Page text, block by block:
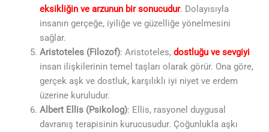
eksikliğin ve arzunun bir sonucudur. Dolayısıyla
insanın gerçeğe, iyiliğe ve güzelliğe yönelmesini
sağlar.
Aristoteles (Filozof): Aristoteles,dostluğu ve sevgiyi
insan ilişkilerinin temel taşları olarak görür. Ona göre,
gerçek aşk ve dostluk, karşılıklı iyi niyet ve erdem
üzerine kuruludur.
Albert Ellis (Psikolog): Ellis, rasyonel duygusal
davranış terapisinin kurucusudur. Çoğunlukla aşkı